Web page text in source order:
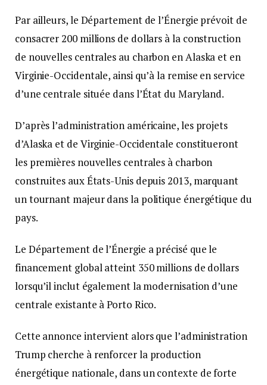
Par ailleurs, le Département de l’Énergie prévoit de
consacrer 200 millions de dollars à la construction
de nouvelles centrales au charbon en Alaska et en
Virginie-Occidentale, ainsi qu’à la remise en service
d’une centrale située dans l’État du Maryland.
D’après l’administration américaine, les projets
d’Alaska et de Virginie-Occidentale constitueront
les premières nouvelles centrales à charbon
construites aux États-Unis depuis 2013, marquant
un tournant majeur dans la politique énergétique du
pays.
Le Département de l’Énergie a précisé que le
financement global atteint 350 millions de dollars
lorsqu’il inclut également la modernisation d’une
centrale existante à Porto Rico.
Cette annonce intervient alors que l’administration
Trump cherche à renforcer la production
énergétique nationale, dans un contexte de forte